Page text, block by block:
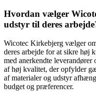
Hvordan vælger
udstyr til deres
Wicotec Kirkebjerg vælger
deres arbejde for at sikre høj
med anerkendte
af høj kvalitet, der opfylder
af materialer og udstyr
budget og præferencer.